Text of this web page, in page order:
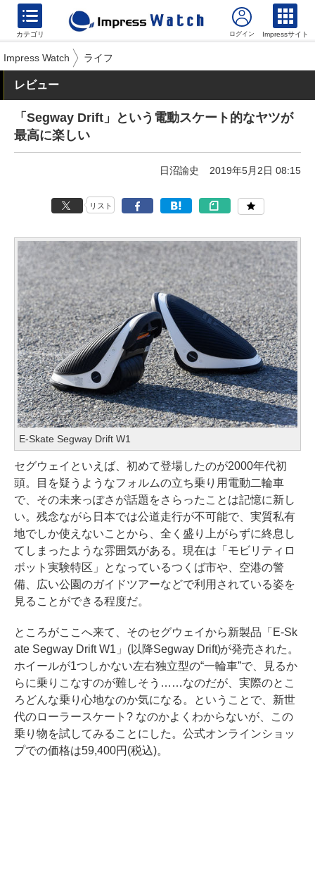
カテゴリ Impressサイト
Impress Watch ライフ
レビュー
「Segway Drift」という電動スケート的なヤツが
最高に楽しい
日沼諭史 2019年5月2日 08:15
リスト
E-Skate Segway Drift W1
セグウェイといえば、初めて登場したのが2000年代初
頭。目を疑うようなフォルムの立ち乗り用電動二輪車
で、その未来っぽさが話題をさらったことは記憶に新し
い。残念ながら日本では公道走行が不可能で、実質私有
地でしか使えないことから、全く盛り上がらずに終息し
てしまったような雰囲気がある。現在は「モビリティロ
ボット実験特区」となっているつくば市や、空港の警
備、広い公園のガイドツアーなどで利用されている姿を
見ることができる程度だ。
ところがここへ来て、そのセグウェイから新製品「E-Sk
ate Segway Drift W1」(以降Segway Drift)が発売された。
ホイールが1つしかない左右独立型の“一輪車”で、見るか
らに乗りこなすのが難しそう……なのだが、実際のとこ
ろどんな乗り心地なのか気になる。ということで、新世
代のローラースケート? なのかよくわからないが、この
乗り物を試してみることにした。公式オンラインショッ
プでの価格は59,400円(税込)。